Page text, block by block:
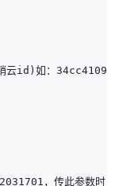
云id)如：
，传此参数时，